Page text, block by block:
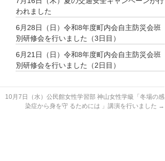
われました
6月28日（日）令和8年度町内会自主防災会班
別研修会を行いました（3日目）
6月21日（日）令和8年度町内会自主防災会班
別研修会を行いました（2日目）
10月7日（水）公民館女性学習部 神山女性学級「冬場の感
染症から身を守 るためには 」講演を行いました →